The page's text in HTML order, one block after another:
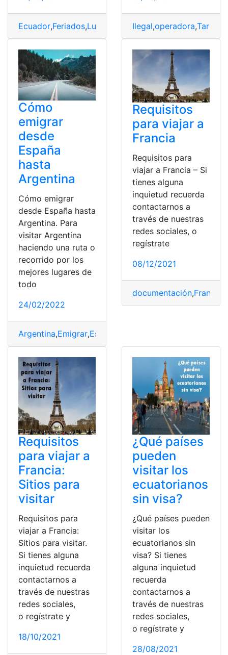
Ecuador,Feriados,Lugares Turísticos,Visitar
Ilegal,operadora,Tarifa
Cómo
emigrar
desde
España
hasta
Argentina
Cómo emigrar
desde España hasta
Argentina. Para
visitar Argentina
haciendo una ruta o
recorrido por los
mejores lugares de
todo
24/02/2022
Argentina,Emigrar,España
Requisitos
para viajar a
Francia
Requisitos para
viajar a Francia – Si
tienes alguna
inquietud recuerda
contactarnos a
través de nuestras
redes sociales, o
regístrate
08/12/2021
documentación,Francia
Requisitos
para viajar a
Francia:
Sitios para
visitar
Requisitos para
viajar a Francia:
Sitios para visitar.
Si tienes alguna
inquietud recuerda
contactarnos a
través de nuestras
redes sociales,
o regístrate y
18/10/2021
¿Qué países
pueden
visitar los
ecuatorianos
sin visa?
¿Qué países pueden
visitar los
ecuatorianos sin
visa? Si tienes
alguna inquietud
recuerda
contactarnos a
través de nuestras
redes sociales,
o regístrate y
28/08/2021